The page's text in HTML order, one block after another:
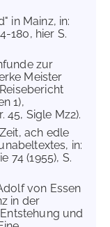
in Mainz, in:
180, hier S.
zur
Meister
1),
45, Sigle Mz2).
ach edle
in:
74 (1955), S.
von Essen
in der
und